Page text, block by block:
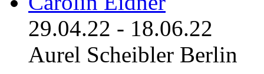
29.04.22 - 18.06.22
Aurel Scheibler Berlin